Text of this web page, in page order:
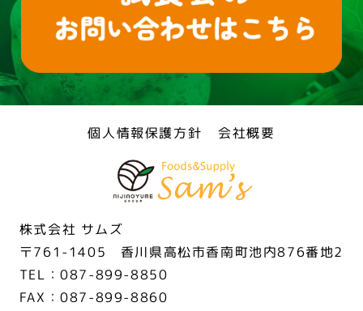
個人情報保護方針 会社概要
株式会社 サムズ
〒761-1405 香川県高松市香南町池内876番地2
TEL：087-899-8850
FAX：087-899-8860